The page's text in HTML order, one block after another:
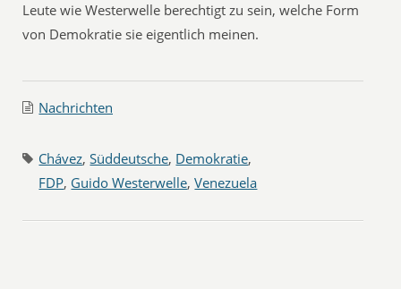
Leute wie Westerwelle berechtigt zu sein, welche Form
von Demokratie sie eigentlich meinen.
Nachrichten
Chávez,Süddeutsche, Demokratie,
FDP, Guido Westerwelle,Venezuela